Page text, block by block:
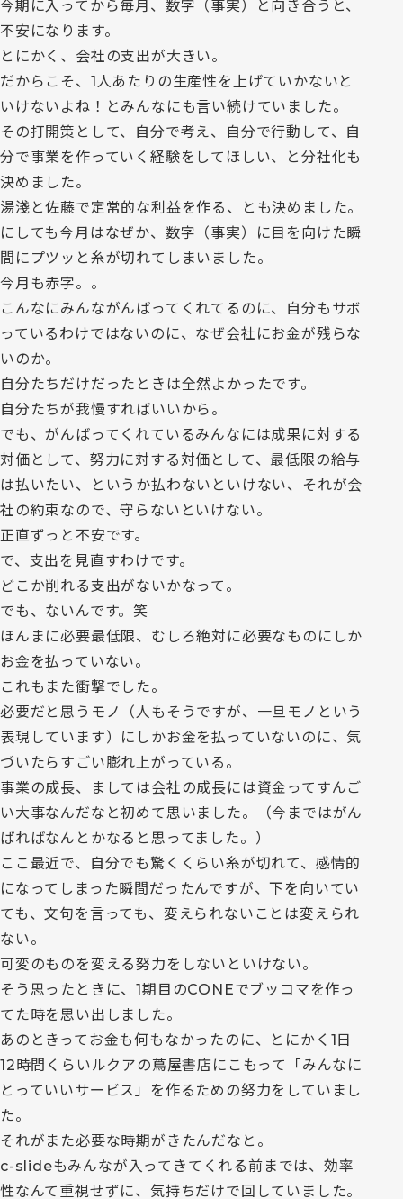
今期に入ってから毎月、数字（事実）と向き合うと、
不安になります。
とにかく、会社の支出が大きい。
だからこそ、1人あたりの生産性を上げていかないと
いけないよね！とみんなにも言い続けていました。
その打開策として、自分で考え、自分で行動して、自
分で事業を作っていく経験をしてほしい、と分社化も
決めました。
湯淺と佐藤で定常的な利益を作る、とも決めました。
にしても今月はなぜか、数字（事実）に目を向けた瞬
間にプツッと糸が切れてしまいました。
今月も赤字。。
こんなにみんながんばってくれてるのに、自分もサボ
っているわけではないのに、なぜ会社にお金が残らな
いのか。
自分たちだけだったときは全然よかったです。
自分たちが我慢すればいいから。
でも、がんばってくれているみんなには成果に対する
対価として、努力に対する対価として、最低限の給与
は払いたい、というか払わないといけない、それが会
社の約束なので、守らないといけない。
正直ずっと不安です。
で、支出を見直すわけです。
どこか削れる支出がないかなって。
でも、ないんです。笑
ほんまに必要最低限、むしろ絶対に必要なものにしか
お金を払っていない。
これもまた衝撃でした。
必要だと思うモノ（人もそうですが、一旦モノという
表現しています）にしかお金を払っていないのに、気
づいたらすごい膨れ上がっている。
事業の成長、ましては会社の成長には資金ってすんご
い大事なんだなと初めて思いました。（今まではがん
ばればなんとかなると思ってました。）
ここ最近で、自分でも驚くくらい糸が切れて、感情的
になってしまった瞬間だったんですが、下を向いてい
ても、文句を言っても、変えられないことは変えられ
ない。
可変のものを変える努力をしないといけない。
そう思ったときに、1期目のCONEでブッコマを作っ
てた時を思い出しました。
あのときってお金も何もなかったのに、とにかく1日
12時間くらいルクアの蔦屋書店にこもって「みんなに
とっていいサービス」を作るための努力をしていまし
た。
それがまた必要な時期がきたんだなと。
c-slideもみんなが入ってきてくれる前までは、効率
性なんて重視せずに、気持ちだけで回していました。